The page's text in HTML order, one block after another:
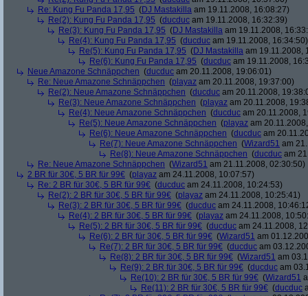
Re: Kung Fu Panda 17,95 (DJ Mastakilla am 19.11.2008, 16:08:27)
Re(2): Kung Fu Panda 17,95 (ducduc am 19.11.2008, 16:32:39)
Re(3): Kung Fu Panda 17,95 (DJ Mastakilla am 19.11.2008,
Re(4): Kung Fu Panda 17,95 (ducduc am 19.11.2008, 16:34:50)
Re(5): Kung Fu Panda 17,95 (DJ Mastakilla am 19.11.2008,
Re(6): Kung Fu Panda 17,95 (ducduc am 19.11.2008,
Neue Amazone Schnäppchen (ducduc am 20.11.2008, 19:06:01)
Re: Neue Amazone Schnäppchen (playaz am 20.11.2008, 19:37:00)
Re(2): Neue Amazone Schnäppchen (ducduc am 20.11.2008,
Re(3): Neue Amazone Schnäppchen (playaz am 20.11.2008,
Re(4): Neue Amazone Schnäppchen (ducduc am 20.11.2008,
Re(5): Neue Amazone Schnäppchen (playaz am
Re(6): Neue Amazone Schnäppchen (ducduc am
Re(7): Neue Amazone Schnäppchen (Wizard51 am
Re(8): Neue Amazone Schnäppchen (ducduc am
Re: Neue Amazone Schnäppchen (Wizard51 am 21.11.2008, 02:30:50)
2 BR für 30€, 5 BR für 99€ (playaz am 24.11.2008, 10:07:57)
Re: 2 BR für 30€, 5 BR für 99€ (ducduc am 24.11.2008, 10:24:53)
Re(2): 2 BR für 30€, 5 BR für 99€ (playaz am 24.11.2008, 10:25:41)
Re(3): 2 BR für 30€, 5 BR für 99€ (ducduc am 24.11.2008,
Re(4): 2 BR für 30€, 5 BR für 99€ (playaz am 24.11.2008,
Re(5): 2 BR für 30€, 5 BR für 99€ (ducduc am 24.11.2008,
Re(6): 2 BR für 30€, 5 BR für 99€ (Wizard51 am
Re(7): 2 BR für 30€, 5 BR für 99€ (ducduc am
Re(8): 2 BR für 30€, 5 BR für 99€ (Wizard51 am
Re(9): 2 BR für 30€, 5 BR für 99€ (ducduc am
Re(10): 2 BR für 30€, 5 BR für 99€ (Wizard51
Re(11): 2 BR für 30€, 5 BR für 99€ (ducduc